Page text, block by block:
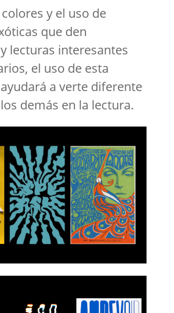
y el uso de
que den
lecturas interesantes
el uso de esta
a verte diferente
demás en la lectura.